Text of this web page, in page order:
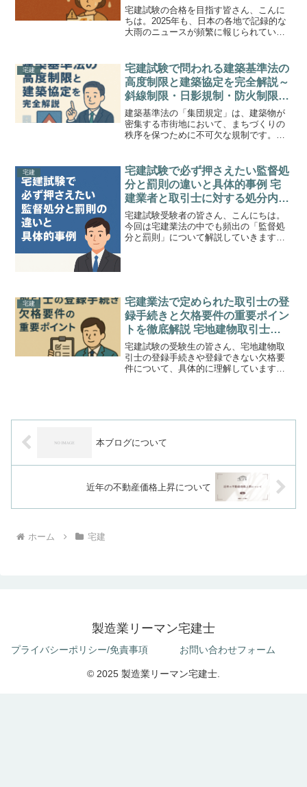
責任
宅建試験の合格を目指す皆さん、こんに
ちは。2025年も、日本の各地で記録的な
大雨のニュースが頻繁に報じられていま
で以上に真剣に考えることを求めていま
す。そして、この「土...
宅建
宅建試験で問われる建築基準法の
高度制限と建築協定を完全解説～
斜線制限・日影規制・防火制限か
ら一人協定までの全ルールを事例
付きでマスター～
建築基準法の「集団規定」は、建築物が
密集する市街地において、まちづくりの
秩序を保つために不可欠な規制です。今
宅建試験で頻出するポイントを丁寧に解
説します。複雑な斜線制限...
宅建
宅建試験で必ず押さえたい監督処
分と罰則の違いと具体的事例 宅
建業者と取引士に対する処分内容
と権限者の整理まで例題で総復習
宅建試験受験者の皆さん、こんにちは。
今回は宅建業法の中でも頻出の「監督処
分と罰則」について解説していきます。
宅建
宅建業法で定められた取引士の登
録手続きと欠格要件の重要ポイン
トを徹底解説 宅地建物取引士を
目指す受験者が押さえるべき法規
のまとめ
宅建試験の受験生の皆さん、宅地建物取
引士の登録手続きや登録できない欠格要
件について、具体的に理解しています
本ブログについて
近年の不動産価格上昇について
ホーム 宅建
製造業リーマン宅建士
プライバシーポリシー/免責事項 お問い合わせフォーム
© 2025 製造業リーマン宅建士.